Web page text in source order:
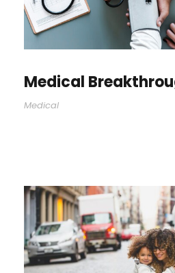
Medical
Medical